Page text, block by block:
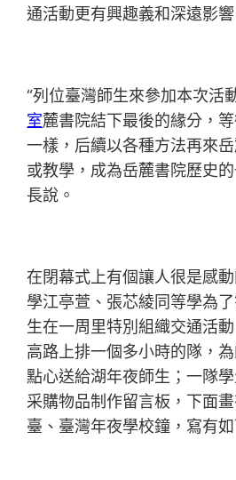
通活動更有興趣義和深遠影響
“列位臺灣師生來參加本次活
室麓書院結下最後的緣分，
一樣，后續以各種方法再來
或教學，成為岳麓書院歷史
長說。
在閉幕式上有個讓人很是感
學江亭萱、張芯綾同等學為
生在一周里特別組織交通活
高路上排一個多小時的隊，
點心送給湖年夜師生；一隊
采購物品制作留言板，下面
臺、臺灣年夜學校鐘，寫有如